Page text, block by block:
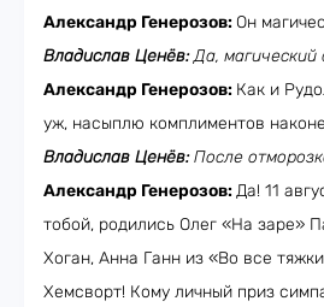
Александр Генерозов: Он
Владислав Ценёв:Да, магический
Александр Генерозов: Как и
уж, насыплю комплиментов
Владислав Ценёв:После
Александр Генерозов:Да! 11
тобой, родились Олег «На заре»
Хоган, Анна Ганн из «Во все
Хемсворт! Кому личный приз